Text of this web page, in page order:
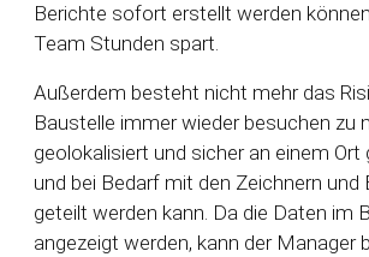
Berichte sofort erstellt werden
Team Stunden spart.
Außerdem besteht nicht mehr das
Baustelle immer wieder besuchen zu
geolokalisiert und sicher an einem
und bei Bedarf mit den Zeichnern und
geteilt werden kann. Da die Daten im
angezeigt werden, kann der Manager